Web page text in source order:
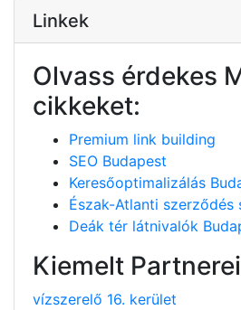
Linkek
Olvass érdekes
cikkeket:
Premium link building
SEO Budapest
Keresőoptimalizálás
Észak-Atlanti szerződés
Deák tér látnivalók
Kiemelt
vízszerelő 16. kerület